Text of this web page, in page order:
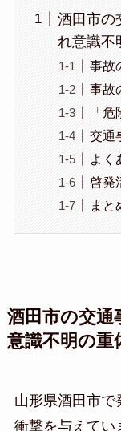
酒田市の
れ意識不
事故
事故
「
交通
よく
啓発
まと
酒田市の交通
意識不明の重
山形県酒田市で
衝撃を与えてい